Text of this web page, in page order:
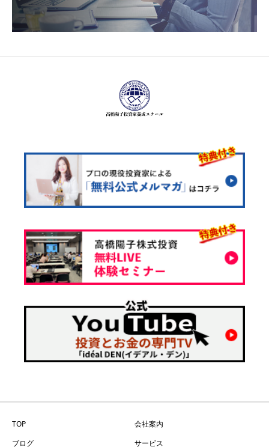
TOP
会社案内
ブログ
サービス